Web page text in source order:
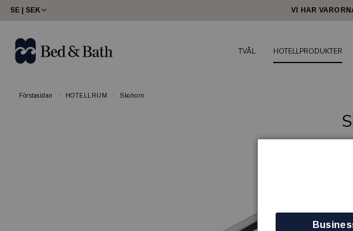
SE | SEK VI HAR
TVÅL HOTELLPRODUKTER
Förstasidan HOTELLRUM Skohorn